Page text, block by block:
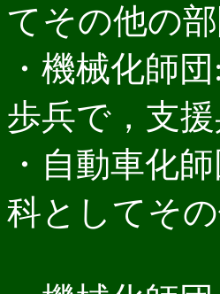
てその他の部
・機械化師
歩兵で，支
・自動車化
科としてそ